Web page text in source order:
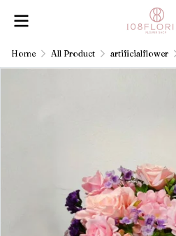
Home All Product artificialflower